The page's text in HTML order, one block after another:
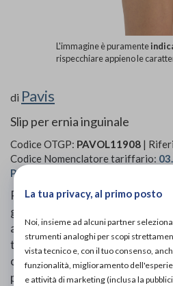
L'immagine è puramente
rispecchiare appieno le
di Pavis
Slip per ernia inguinale
Codice OTGP: PAVOL11908 |
Codice Nomenclatore tariffario:
Prodotti ortopedici
Rappresenta un restyling dello
giovanile e moderna.
anallergico e traspirante,
tollerabilità a contatto con la
comoda apertura al tassello, è
particolari per garantire la
La tua privacy, al primo posto
Noi, insieme ad alcuni partner
strumenti analoghi per scopi
vista tecnico e, con il tuo consenso,
funzionalità, miglioramento
e attività di marketing (inclusa la